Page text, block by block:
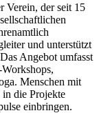
Verein, der seit 15
und unterstützt
Angebot umfasst
Menschen mit
die Projekte
einbringen.